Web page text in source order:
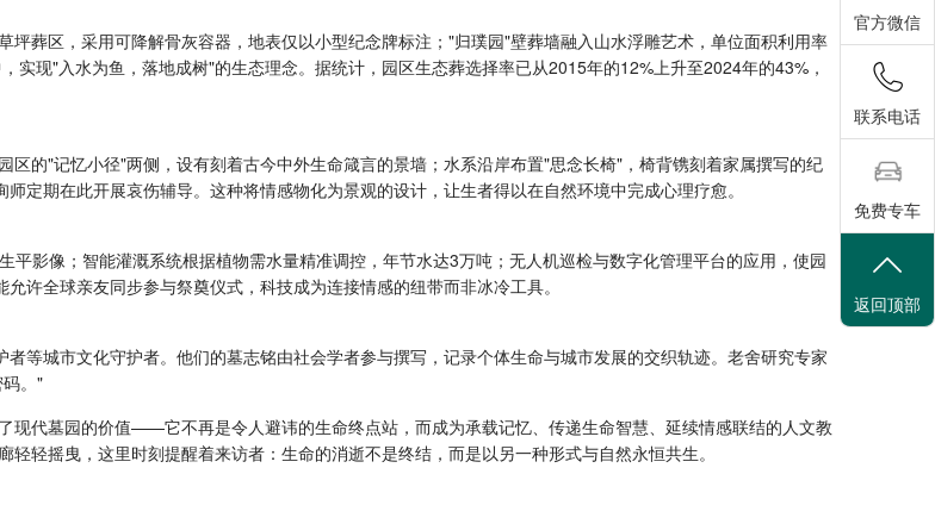
坪葬区，采用可降解骨灰容器，地表仅以小型纪念牌标注；"归璞园"壁葬墙融入山水浮雕艺术，单位面积利用率
现"入水为鱼，落地成树"的生态理念。据统计，园区生态葬选择率已从2015年的12%上升至2024年的43%，
的"记忆小径"两侧，设有刻着古今中外生命箴言的景墙；水系沿岸布置"思念长椅"，椅背镌刻着家属撰写的纪
定期在此开展哀伤辅导。这种将情感物化为景观的设计，让生者得以在自然环境中完成心理疗愈。
影像；智能灌溉系统根据植物需水量精准调控，年节水达3万吨；无人机巡检与数字化管理平台的应用，使园
许全球亲友同步参与祭奠仪式，科技成为连接情感的纽带而非冰冷工具。
等城市文化守护者。他们的墓志铭由社会学者参与撰写，记录个体生命与城市发展的交织轨迹。老舍研究专家
。"
现代墓园的价值——它不再是令人避讳的生命终点站，而成为承载记忆、传递生命智慧、延续情感联结的人文教
轻摇曳，这里时刻提醒着来访者：生命的消逝不是终结，而是以另一种形式与自然永恒共生。
官方微信
联系电话
免费专车
返回顶部